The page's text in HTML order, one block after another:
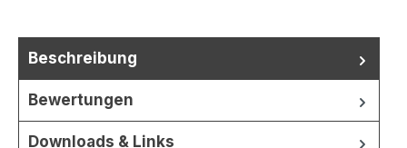
Beschreibung
Bewertungen
Downloads & Links